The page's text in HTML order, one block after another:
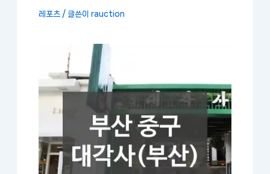
레포츠 / 글쓴이rauction